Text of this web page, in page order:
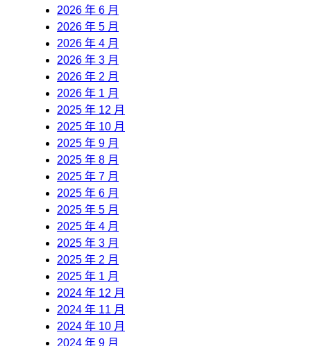
2026 年 6 月
2026 年 5 月
2026 年 4 月
2026 年 3 月
2026 年 2 月
2026 年 1 月
2025 年 12 月
2025 年 10 月
2025 年 9 月
2025 年 8 月
2025 年 7 月
2025 年 6 月
2025 年 5 月
2025 年 4 月
2025 年 3 月
2025 年 2 月
2025 年 1 月
2024 年 12 月
2024 年 11 月
2024 年 10 月
2024 年 9 月